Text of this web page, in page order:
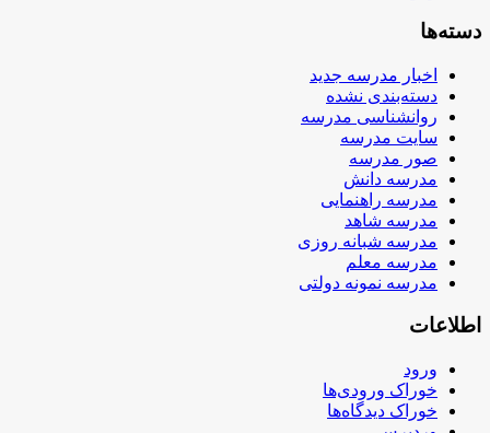
دسته‌ها
اخبار مدرسه جدید
دسته‌بندی نشده
روانشناسی مدرسه
سایت مدرسه
صور مدرسه
مدرسه دانش
مدرسه راهنمایی
مدرسه شاهد
مدرسه شبانه روزی
مدرسه معلم
مدرسه نمونه دولتی
اطلاعات
ورود
خوراک ورودی‌ها
خوراک دیدگاه‌ها